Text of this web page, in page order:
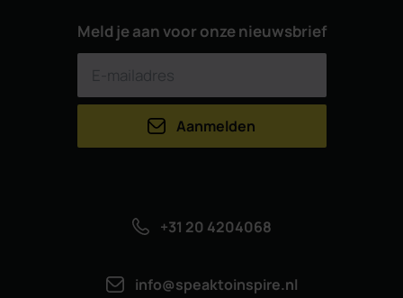
Meld je aan voor onze nieuwsbrief
Aanmelden
+31 20 4204068
info@speaktoinspire.nl